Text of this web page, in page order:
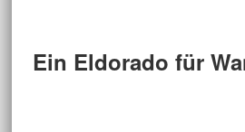
Ein Eldorado für